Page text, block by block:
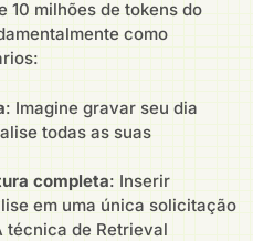
10 milhões de tokens do
como
: Imagine gravar seu dia
todas as suas
completa: Inserir
em uma única solicitação
técnica de Retrieval